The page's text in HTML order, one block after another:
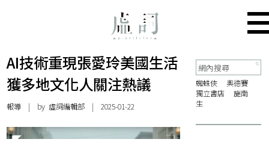
AI技術重現張愛玲美國生活
獲多地文化人關注熱議
報導 | by 虛詞編輯部 | 2025-01-22
蜘蛛俠
奧德賽
獨立書店
施南
生